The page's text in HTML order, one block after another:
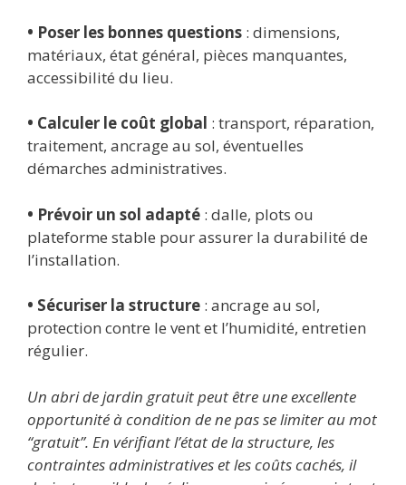
• Poser les bonnes questions : dimensions,
matériaux, état général, pièces manquantes,
accessibilité du lieu.
• Calculer le coût global : transport, réparation,
traitement, ancrage au sol, éventuelles
démarches administratives.
• Prévoir un sol adapté : dalle, plots ou
plateforme stable pour assurer la durabilité de
l’installation.
• Sécuriser la structure : ancrage au sol,
protection contre le vent et l’humidité, entretien
régulier.
Un abri de jardin gratuit peut être une excellente
opportunité à condition de ne pas se limiter au mot
“gratuit”. En vérifiant l’état de la structure, les
contraintes administratives et les coûts cachés, il